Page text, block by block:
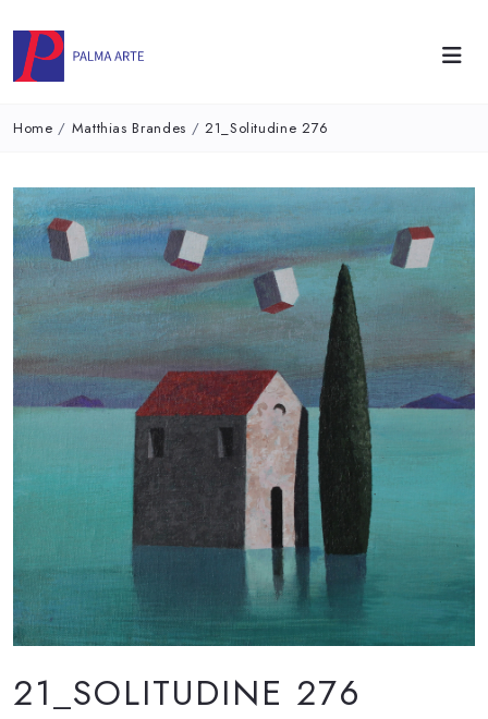
Home / Matthias Brandes / 21_Solitudine 276
21_SOLITUDINE 276